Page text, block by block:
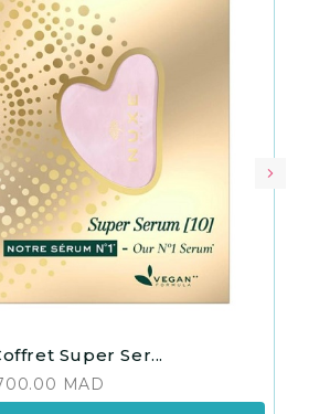
Super Ser...
MAD